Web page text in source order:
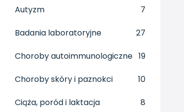
Autyzm 7
Badania laboratoryjne 27
Choroby autoimmunologiczne 19
Choroby skóry i paznokci 10
Ciąża, poród i laktacja 8